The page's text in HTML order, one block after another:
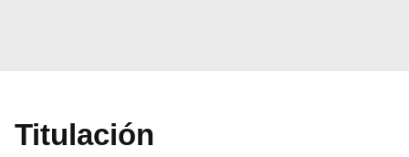
Titulación